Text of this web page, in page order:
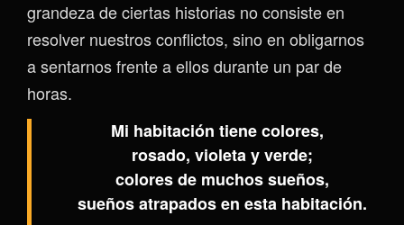
grandeza de ciertas historias no consiste en
resolver nuestros conflictos, sino en obligarnos
a sentarnos frente a ellos durante un par de
horas.
Mi habitación tiene colores,
rosado, violeta y verde;
colores de muchos sueños,
sueños atrapados en esta habitación.